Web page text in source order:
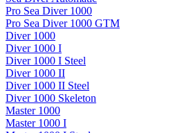
Pro Sea Diver 1000
Pro Sea Diver 1000 GTM
Diver 1000
Diver 1000 I
Diver 1000 I Steel
Diver 1000 II
Diver 1000 II Steel
Diver 1000 Skeleton
Master 1000
Master 1000 I